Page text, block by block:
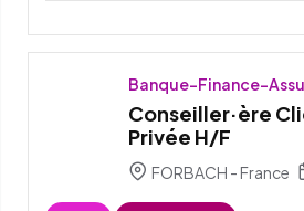
Banque-Finance-
Conseiller·ère
Privée H/F
FORBACH - France